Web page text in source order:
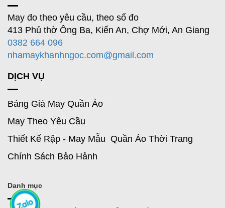
May đo theo yêu cầu, theo số đo
413 Phủ thờ Ông Ba, Kiến An, Chợ Mới, An Giang
0382 664 096
nhamaykhanhngoc.com@gmail.com
DỊCH VỤ
Bảng Giá May Quần Áo
May Theo Yêu Cầu
Thiết Kế Rập - May Mẫu Quần Áo Thời Trang
Chính Sách Bảo Hảnh
Danh mục